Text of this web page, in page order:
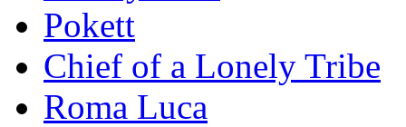
Pokett
Chief of a Lonely Tribe
Roma Luca